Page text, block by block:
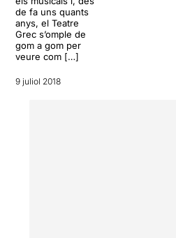
de fa uns quants
anys, el Teatre
Grec s’omple de
gom a gom per
veure com […]
9 juliol 2018